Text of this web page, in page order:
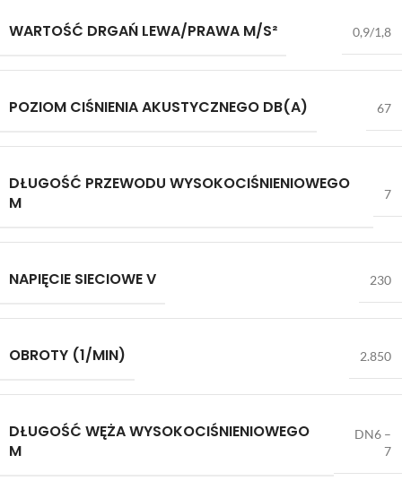
WARTOŚĆ DRGAŃ LEWA/PRAWA M/S² 0,9/1,8
POZIOM CIŚNIENIA AKUSTYCZNEGO DB(A) 67
DŁUGOŚĆ PRZEWODU WYSOKOCIŚNIENIOWEGO
M
7
NAPIĘCIE SIECIOWE V 230
OBROTY (1/MIN) 2.850
DŁUGOŚĆ WĘŻA WYSOKOCIŚNIENIOWEGO
M
DN6 –
7